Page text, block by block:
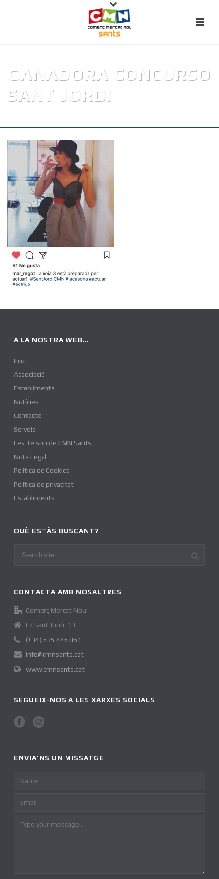
GANADORA CONCURSO
SANT JORDI
A LA NOSTRA WEB…
Inici
Associació
Establiments
Notícies
Contacte
Serveis
Fes-te soci de CMN Sants
Nota Legal
Política de Cookies
Política de privacitat
Establiments
QUÈ ESTÀS BUSCANT?
CONTACTA AMB NOSALTRES
Comerç Mercat Nou
C/ Sant Jordi, 13
(+34) 635 446 061
info@cmnsants.cat
www.cmnsants.cat
SEGUEIX-NOS A LES XARXES SOCIALS
ENVIA’NS UN MISSATGE